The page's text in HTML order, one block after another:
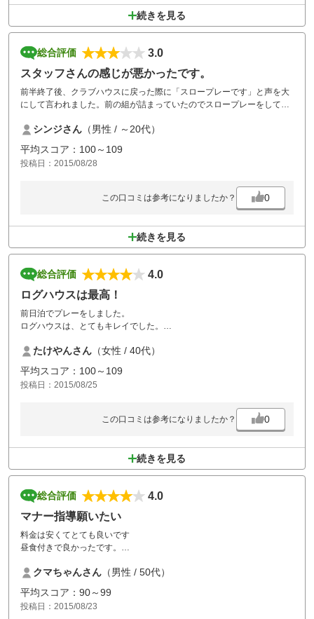
続きを見る
総合評価
3.0
スタッフさんの感じが悪かったです。
前半終了後、クラブハウスに戻った際に「スロープレーです」と声を大
にして言われました。前の組が詰まっていたのでスロープレーをしてい
シンジさん （男性 / ～20代）
平均スコア：100～109
投稿日：2015/08/28
この口コミは参考になりましたか？ 0
続きを見る
総合評価
4.0
ログハウスは最高！
前日泊でプレーをしました。
ログハウスは、とてもキレイでした。
前日泊はクラブハウスのお風呂が使えないと言われました。大人数で利
用すると、ログハウスのお風呂に順番に入るのは時間がかかるので、利
用させてほしいです。
グリーンがでこぼこなのが気になりました。
たけやんさん （女性 / 40代）
平均スコア：100～109
投稿日：2015/08/25
この口コミは参考になりましたか？ 0
続きを見る
総合評価
4.0
マナー指導願いたい
料金は安くてとても良いです
昼食付きで良かったです。
には本当に呆れた
ヘタクソのくせにクラブは
1本しか持たないのでカート
を行ったり来たり、カートは
クマちゃんさん （男性 / 50代）
平均スコア：90～99
投稿日：2015/08/23